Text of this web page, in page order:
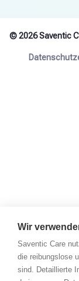
© 2026 Saventic
Wir
Saventic Care
die reibungslose
sind. Detaillierte